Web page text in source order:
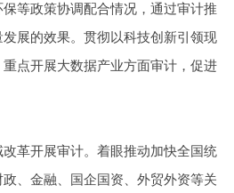
等政策协调配合情况，通过审计推
展的效果。贯彻以科技创新引领现
点开展大数据产业方面审计，促进
开展审计。着眼推动加快全国统
、金融、国企国资、外贸外资等关